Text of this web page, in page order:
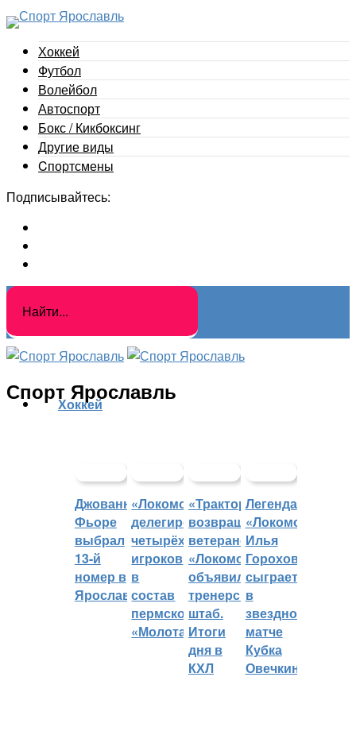
Хоккей
Футбол
Волейбол
Автоспорт
Бокс / Кикбоксинг
Другие виды
Cпортсмены
Подписывайтесь:
Спорт Ярославль
Хоккей
Джованни
Фьоре
выбрал
13-й
номер в
Ярославле
«Локомотив»
делегировал
четырёх
игроков
в
состав
пермского
«Молота»
«Трактор»
возвращает
ветеранов,
«Локомотив»
объявил
тренерский
штаб.
Итоги
дня в
КХЛ
Легенда
«Локомотива»
Илья
Горохов
сыграет
в
звездном
матче
Кубка
Овечкина